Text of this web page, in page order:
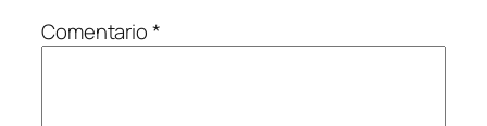
Comentario*